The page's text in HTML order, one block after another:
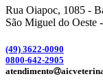
Rua Oiapoc, 1085 -
São Miguel do Oeste
(49) 3622-0090
0800-642-2905
atendimento